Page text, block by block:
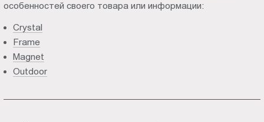
особенностей своего товара или информации:
Crystal
Frame
Magnet
Outdoor